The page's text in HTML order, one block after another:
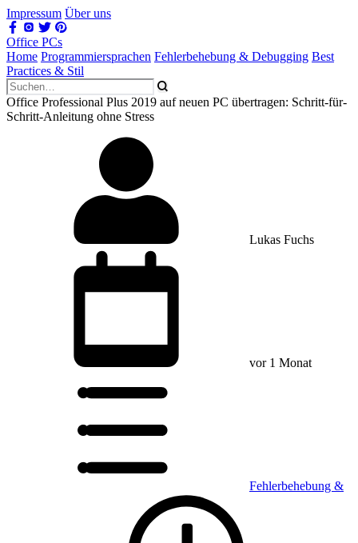
Impressum Über uns
Office PCs
Home Programmiersprachen Fehlerbehebung & Debugging Best
Practices & Stil
Office Professional Plus 2019 auf neuen PC übertragen: Schritt-für-
Schritt-Anleitung ohne Stress
Lukas Fuchs
vor 1 Monat
Fehlerbehebung &